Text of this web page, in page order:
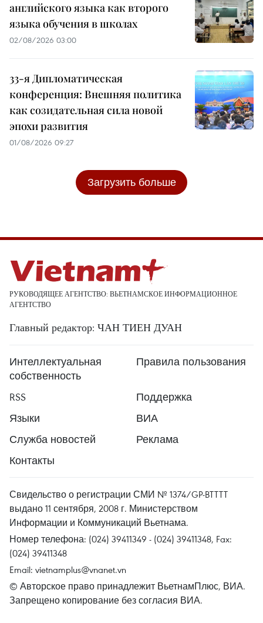
английского языка как второго
языка обучения в школах
02/08/2026 03:00
33-я Дипломатическая
конференция: Внешняя политика
как созидательная сила новой
эпохи развития
01/08/2026 09:27
Загрузить больше
РУКОВОДЯЩЕЕ АГЕНТСТВО: ВЬЕТНАМСКОЕ ИНФОРМАЦИОННОЕ
АГЕНТСТВО
Главный редактор: ЧАН ТИЕН ДУАН
Интеллектуальная
собственность
Правила пользования
RSS
Поддержка
Языки
ВИА
Служба новостей
Реклама
Контакты
Свидельство о регистрации СМИ № 1374/GP-BTTTT
выдано 11 сентября, 2008 г. Министерством
Информации и Коммуникаций Вьетнама.
Номер телефона: (024) 39411349 - (024) 39411348, Fax:
(024) 39411348
Email: vietnamplus@vnanet.vn
© Авторское право принадлежит ВьетнамПлюс, ВИА.
Запрещено копирование без согласия ВИА.